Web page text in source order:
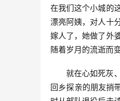
在我们这个小城的
漂亮阿姨，对人十
嫁人了，她做了外
随着岁月的流逝而
就在心如死灰
回乡探亲的朋友捎